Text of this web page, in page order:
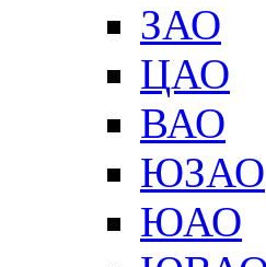
ЗАО
ЦАО
ВАО
ЮЗАО
ЮАО